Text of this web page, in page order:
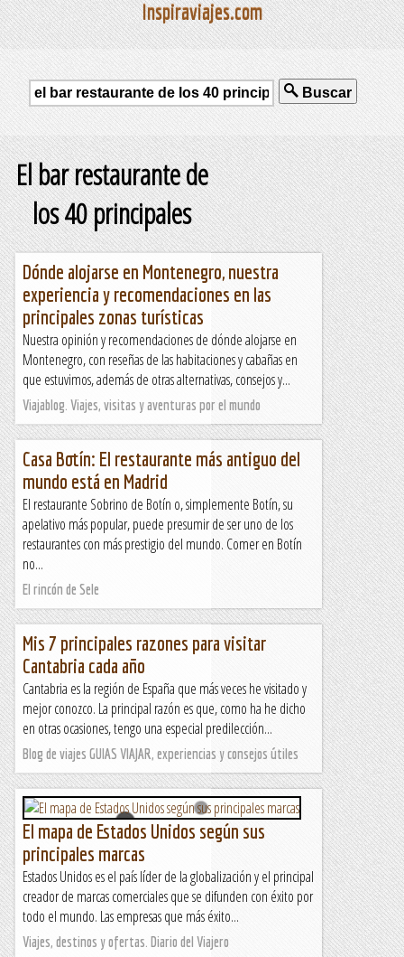
Inspiraviajes.com
Buscar
El bar restaurante de
los 40 principales
Dónde alojarse en Montenegro, nuestra
experiencia y recomendaciones en las
principales zonas turísticas
Nuestra opinión y recomendaciones de dónde alojarse en
Montenegro, con reseñas de las habitaciones y cabañas en
que estuvimos, además de otras alternativas, consejos y...
Viajablog. Viajes, visitas y aventuras por el mundo
Casa Botín: El restaurante más antiguo del
mundo está en Madrid
El restaurante Sobrino de Botín o, simplemente Botín, su
apelativo más popular, puede presumir de ser uno de los
restaurantes con más prestigio del mundo. Comer en Botín
no...
El rincón de Sele
Mis 7 principales razones para visitar
Cantabria cada año
Cantabria es la región de España que más veces he visitado y
mejor conozco. La principal razón es que, como ha he dicho
en otras ocasiones, tengo una especial predilección...
Blog de viajes GUIAS VIAJAR, experiencias y consejos útiles
El mapa de Estados Unidos según sus
principales marcas
Estados Unidos es el país líder de la globalización y el principal
creador de marcas comerciales que se difunden con éxito por
todo el mundo. Las empresas que más éxito...
Viajes, destinos y ofertas. Diario del Viajero